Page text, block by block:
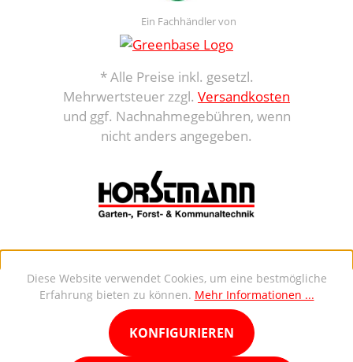
Ein Fachhändler von
* Alle Preise inkl. gesetzl.
Mehrwertsteuer zzgl. Versandkosten
und ggf. Nachnahmegebühren, wenn
nicht anders angegeben.
Diese Website verwendet Cookies, um eine bestmögliche
Erfahrung bieten zu können. Mehr Informationen ...
KONFIGURIEREN